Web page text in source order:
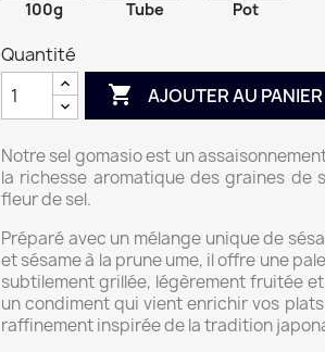
100g
Tube Pot
Quantité
 AJOUTER AU PANIER
Notre sel gomasio est un
la richesse aromatique des graines de
fleur de sel.
Préparé avec un mélange unique de
et sésame à la prune ume, il offre une
subtilement grillée, légèrement fruitée
un condiment qui vient enrichir vos
raffinement inspirée de la tradition